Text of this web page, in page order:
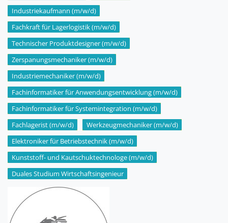
Industriekaufmann (m/w/d)
Fachkraft für Lagerlogistik (m/w/d)
Technischer Produktdesigner (m/w/d)
Zerspanungsmechaniker (m/w/d)
Industriemechaniker (m/w/d)
Fachinformatiker für Anwendungsentwicklung (m/w/d)
Fachinformatiker für Systemintegration (m/w/d)
Fachlagerist (m/w/d)
Werkzeugmechaniker (m/w/d)
Elektroniker für Betriebstechnik (m/w/d)
Kunststoff- und Kautschuktechnologe (m/w/d)
Duales Studium Wirtschaftsingenieur